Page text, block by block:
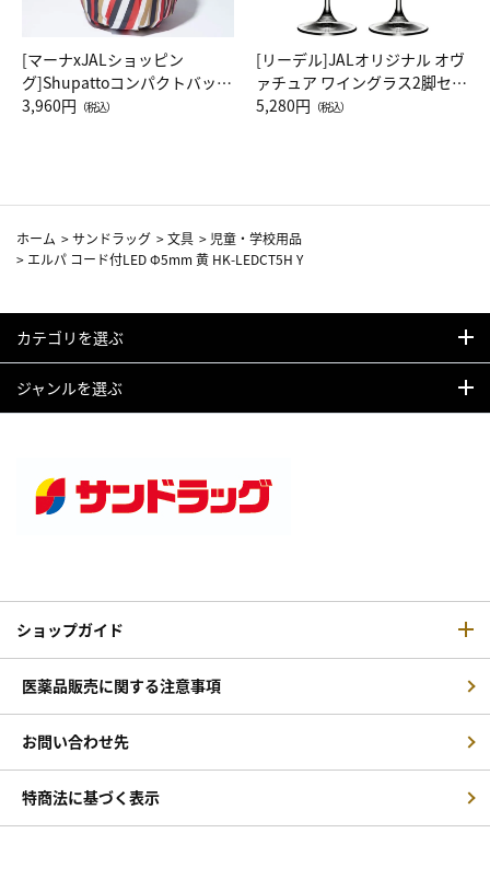
[マーナxJALショッピン
グ]Shupattoコンパクトバッグ
Drop JAL客室乗務員（LC）ス
3,960円 （税込）
[リーデル]JALオリジナル オヴ
ァチュア ワイングラス2脚セッ
ト（レッドワイン）
5,280円 （税込）
ホーム >サンドラッグ >文具 > 児童・学校用品
> エルパ コード付LED Φ5mm 黄 HK-LEDCT5H Y
カテゴリを選ぶ
ジャンルを選ぶ
ショップガイド
医薬品販売に関する注意事項
お問い合わせ先
特商法に基づく表示